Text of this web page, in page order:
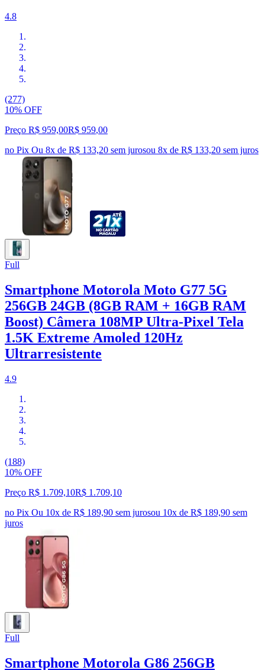
4.8
(277)
10% OFF
Preço R$ 959,00R$ 959,00
no Pix Ou 8x de R$ 133,20 sem jurosou 8x de R$ 133,20 sem juros
Full
Smartphone Motorola Moto G77 5G
256GB 24GB (8GB RAM + 16GB RAM
Boost) Câmera 108MP Ultra-Pixel Tela
1.5K Extreme Amoled 120Hz
Ultrarresistente
4.9
(188)
10% OFF
Preço R$ 1.709,10R$ 1.709,10
no Pix Ou 10x de R$ 189,90 sem jurosou 10x de R$ 189,90 sem
juros
Full
Smartphone Motorola G86 256GB